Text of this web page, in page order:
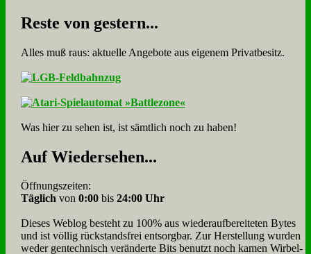
Re­ste von ge­stern...
Alles muß raus: aktuelle An­ge­bo­te aus eigenem Privatbesitz.
Was hier zu sehen ist, ist sämt­lich noch zu haben!
Auf Wie­der­se­hen...
Öffnungszeiten:
Täglichvon 0:00bis 24:00 Uhr
Dieses Weblog besteht zu 100% aus wie­der­auf­bereite­ten Bytes
und ist völlig rück­stands­frei ent­sorg­bar. Zur Herstellung wurden
weder gen­tech­nisch veränderte Bits benutzt noch kamen Wir­bel­